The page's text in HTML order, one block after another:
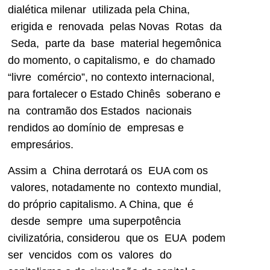
dialética milenar utilizada pela China,
erigida e renovada pelas Novas Rotas da
Seda, parte da base material hegemônica
do momento, o capitalismo, e do chamado
“livre comércio”, no contexto internacional,
para fortalecer o Estado Chinês soberano e
na contramão dos Estados nacionais
rendidos ao domínio de empresas e
empresários.
Assim a China derrotará os EUA com os
valores, notadamente no contexto mundial,
do próprio capitalismo. A China, que é
desde sempre uma superpotência
civilizatória, considerou que os EUA podem
ser vencidos com os valores do